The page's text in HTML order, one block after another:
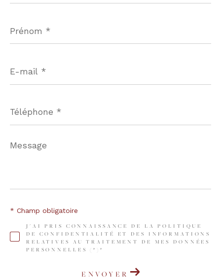
*
mail
*
*
Message
*
J'AI PRIS CONNAISSANCE DE LA POLITIQUE
DE CONFIDENTIALITÉ ET DES INFORMATIONS
RELATIVES AU TRAITEMENT DE MES DONNÉES
PERSONNELLES (*)*
* Champ obligatoire
ENVOYER